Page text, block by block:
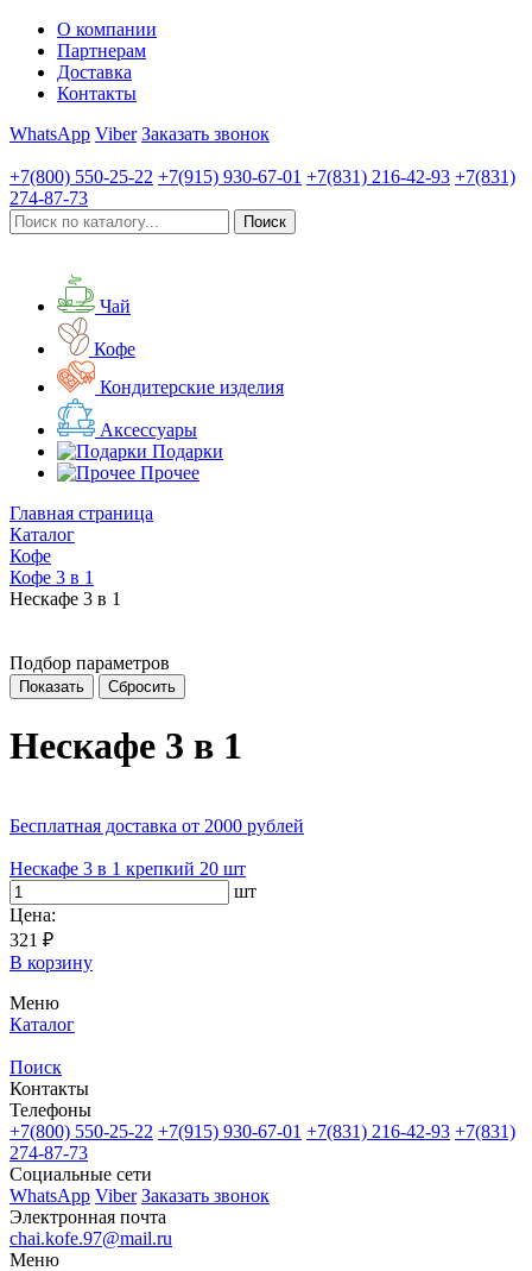
О компании
Партнерам
Доставка
Контакты
WhatsApp Viber Заказать звонок
+7(800) 550-25-22 +7(915) 930-67-01 +7(831) 216-42-93 +7(831)
274-87-73
Чай
Кофе
Кондитерские изделия
Аксессуары
Подарки
Прочее
Главная страница
Каталог
Кофе
Кофе 3 в 1
Нескафе 3 в 1
Подбор параметров
Нескафе 3 в 1
Бесплатная доставка от 2000 рублей
Нескафе 3 в 1 крепкий 20 шт
шт
Цена:
321 ₽
В корзину
Меню
Каталог
Поиск
Контакты
Телефоны
+7(800) 550-25-22 +7(915) 930-67-01 +7(831) 216-42-93 +7(831)
274-87-73
Социальные сети
WhatsApp Viber Заказать звонок
Электронная почта
chai.kofe.97@mail.ru
Меню